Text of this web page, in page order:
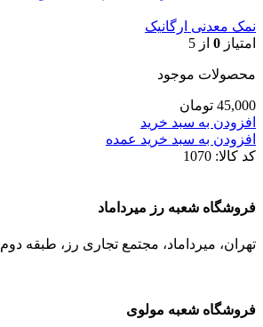
نمک معدنی ارگانیک
امتیاز 0 از 5
محصولات موجود
45,000 تومان
افزودن به سبد خرید
افزودن به سبد خرید عمده
کد کالا: 1070
فروشگاه شعبه رز میرداماد
تهران، میرداماد، مجتمع تجاری رز،‌ طبقه دوم
فروشگاه شعبه مولوی